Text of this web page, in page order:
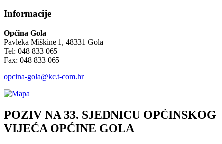
Informacije
Općina Gola
Pavleka Miškine 1, 48331 Gola
Tel: 048 833 065
Fax: 048 833 065
opcina-gola@kc.t-com.hr
POZIV NA 33. SJEDNICU OPĆINSKOG
VIJEĆA OPĆINE GOLA